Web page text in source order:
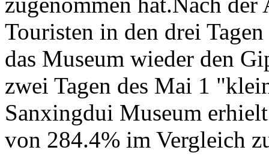
Touristen in den drei
das Museum wieder den
zwei Tagen des Mai 1
Sanxingdui Museum
von 284.4% im Vergleich